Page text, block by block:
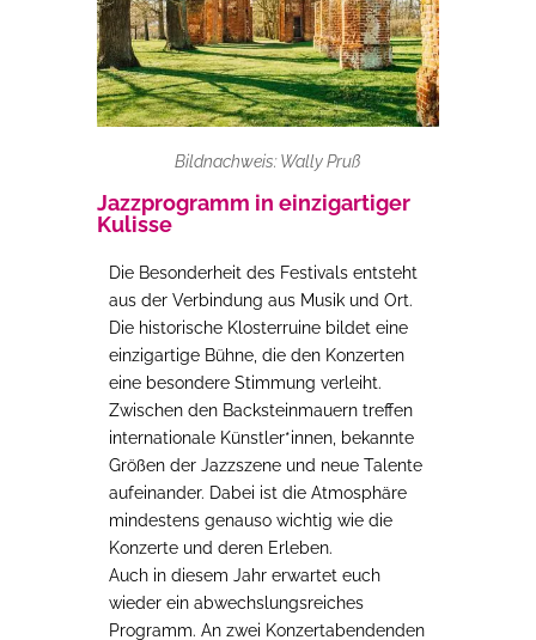
Bildnachweis: Wally Pruß
Jazzprogramm in einzigartiger
Kulisse
Die Besonderheit des Festivals entsteht
aus der Verbindung aus Musik und Ort.
Die historische Klosterruine bildet eine
einzigartige Bühne, die den Konzerten
eine besondere Stimmung verleiht.
Zwischen den Backsteinmauern treffen
internationale Künstler*innen, bekannte
Größen der Jazzszene und neue Talente
aufeinander. Dabei ist die Atmosphäre
mindestens genauso wichtig wie die
Konzerte und deren Erleben.
Auch in diesem Jahr erwartet euch
wieder ein abwechslungsreiches
Programm. An zwei Konzertabendenden